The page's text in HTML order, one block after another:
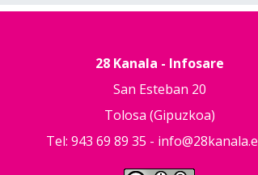
28 Kanala - Infosare
San Esteban 20
Tolosa (Gipuzkoa)
Tel: 943 69 89 35 -